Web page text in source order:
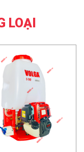
LOẠI